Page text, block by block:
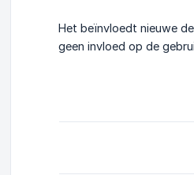
Het beïnvloedt nieuwe
geen invloed op de